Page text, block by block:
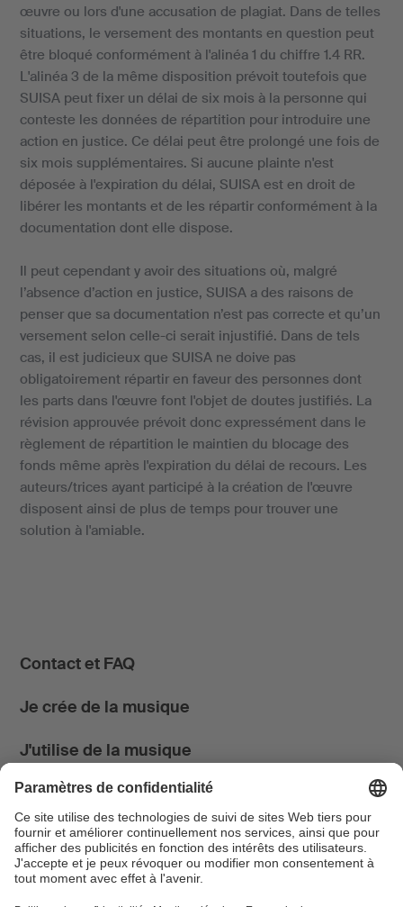
œuvre ou lors d'une accusation de plagiat. Dans de telles
situations, le versement des montants en question peut
être bloqué conformément à l'alinéa 1 du chiffre 1.4 RR.
L'alinéa 3 de la même disposition prévoit toutefois que
SUISA peut fixer un délai de six mois à la personne qui
conteste les données de répartition pour introduire une
action en justice. Ce délai peut être prolongé une fois de
six mois supplémentaires. Si aucune plainte n'est
déposée à l'expiration du délai, SUISA est en droit de
libérer les montants et de les répartir conformément à la
documentation dont elle dispose.
Il peut cependant y avoir des situations où, malgré
l’absence d’action en justice, SUISA a des raisons de
penser que sa documentation n’est pas correcte et qu’un
versement selon celle-ci serait injustifié. Dans de tels
cas, il est judicieux que SUISA ne doive pas
obligatoirement répartir en faveur des personnes dont
les parts dans l'œuvre font l'objet de doutes justifiés. La
révision approuvée prévoit donc expressément dans le
règlement de répartition le maintien du blocage des
fonds même après l'expiration du délai de recours. Les
auteurs/trices ayant participé à la création de l'œuvre
disposent ainsi de plus de temps pour trouver une
solution à l'amiable.
Contact et FAQ
Je crée de la musique
J'utilise de la musique
News & Agenda
FONDATION SUISA ↗